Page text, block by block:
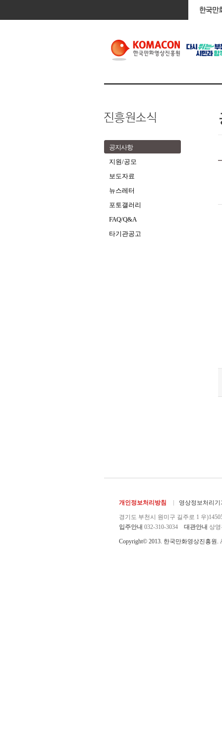
공지사항
지원/공모
보도자료
뉴스레터
포토갤러리
FAQ/Q&A
타기관공고
개인정보처리방침 영상정보처리기
경기도 부천시 원미구 길주로 1 우
입주안내 032-310-3034 대관안내 상영
Copyright© 2013. 한국만화영상진흥원.